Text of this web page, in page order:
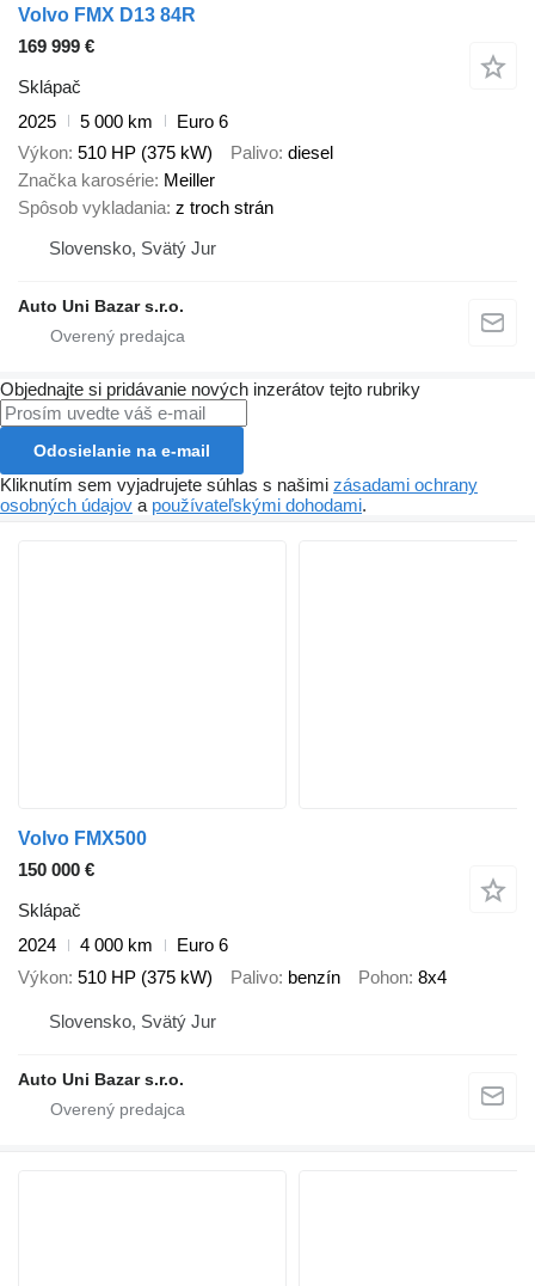
Volvo FMX D13 84R
169 999 €
Sklápač
2025
5 000 km
Euro 6
Výkon 510 HP (375 kW) Palivo diesel
Značka karosérie Meiller
Spôsob vykladania z troch strán
Slovensko, Svätý Jur
Auto Uni Bazar s.r.o.
Objednajte si pridávanie nových inzerátov tejto rubriky
Odosielanie na e-mail
Kliknutím sem vyjadrujete súhlas s našimi zásadami ochrany
osobných údajov a používateľskými dohodami.
Volvo FMX500
150 000 €
Sklápač
2024
4 000 km
Euro 6
Výkon 510 HP (375 kW) Palivo benzín Pohon 8x4
Slovensko, Svätý Jur
Auto Uni Bazar s.r.o.